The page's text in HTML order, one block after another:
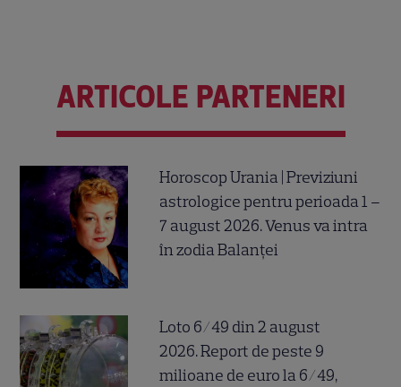
ARTICOLE PARTENERI
Horoscop Urania | Previziuni
astrologice pentru perioada 1 –
7 august 2026. Venus va intra
în zodia Balanței
Loto 6/49 din 2 august
2026. Report de peste 9
milioane de euro la 6/49,